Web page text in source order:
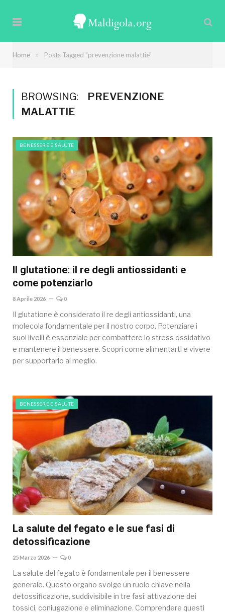
Home » Posts Tagged "prevenzione malattie"
BROWSING:
PREVENZIONE
MALATTIE
BENESSERE E SALUTE
Il glutatione: il re degli antiossidanti e
come potenziarlo
8 Aprile 2026 0
Il glutatione è considerato il re degli antiossidanti, una
molecola fondamentale per il nostro corpo. Potenziare i
suoi livelli è essenziale per combattere lo stress ossidativo
e mantenere il benessere. Scopri come alimentarti e vivere
per supportarlo al meglio.
BENESSERE E SALUTE
La salute del fegato e le sue fasi di
detossificazione
25 Marzo 2026 0
La salute del fegato è fondamentale per il benessere
generale. Questo organo svolge un ruolo chiave nella
detossificazione, suddivisibile in tre fasi: attivazione dei
tossici, coniugazione e eliminazione. Comprendere questi